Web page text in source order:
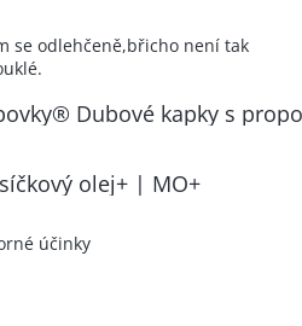
produktu je 5 z 5 hvězdiček.
se odlehčeně,břicho není tak
produktu je 5 z 5 hvězdiček.
olej+ | MO+
produktu je 5 z 5 hvězdiček.
účinky